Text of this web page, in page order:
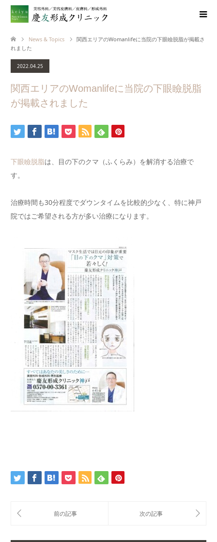
News & Topics
関西エリアのWomanlifeに当院の下眼瞼脱脂が掲載さ
れました
2022.04.25
関西エリアのWomanlifeに当院の下眼瞼脱脂
が掲載されました
下眼瞼脱脂は、目の下のクマ（ふくらみ）を解消する治療で
す。
治療時間も30分程度でダウンタイムを比較的少なく、特に神戸
院ではご希望される方が多い治療になります。